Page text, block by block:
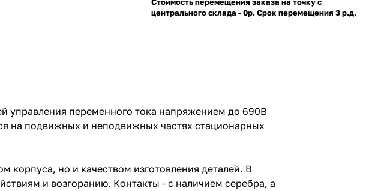
центрального склада - 0р. Срок перемещения 3 р.д.
управления переменного тока напряжением до 690В
на подвижных и неподвижных частях стационарных
корпуса, но и качеством изготовления деталей. В
и возгоранию. Контакты - с наличием серебра, а